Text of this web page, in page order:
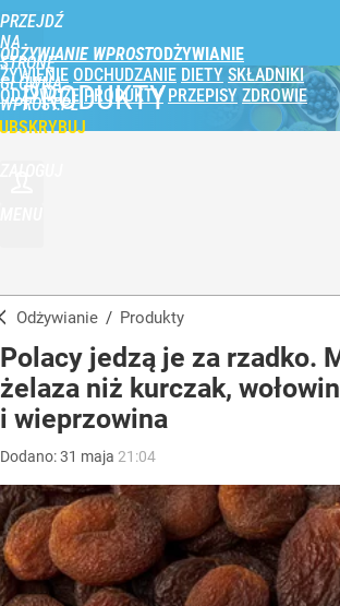
PRZEJDŹ
NA
STRONĘ
GŁÓWNĄ
WPROST.PL
ODŻYWIANIE WPROST
ŻYWIENIE ODCHUDZANIE DIETY SKŁADNIKI
ODŻYWCZE PRODUKTY PRZEPISY ZDROWIE
PRODUKTY
Odżywianie / Produkty
Polacy jedzą je za rzadko.
żelaza niż kurczak,
i wieprzowina
Dodano:31 maja 21:04